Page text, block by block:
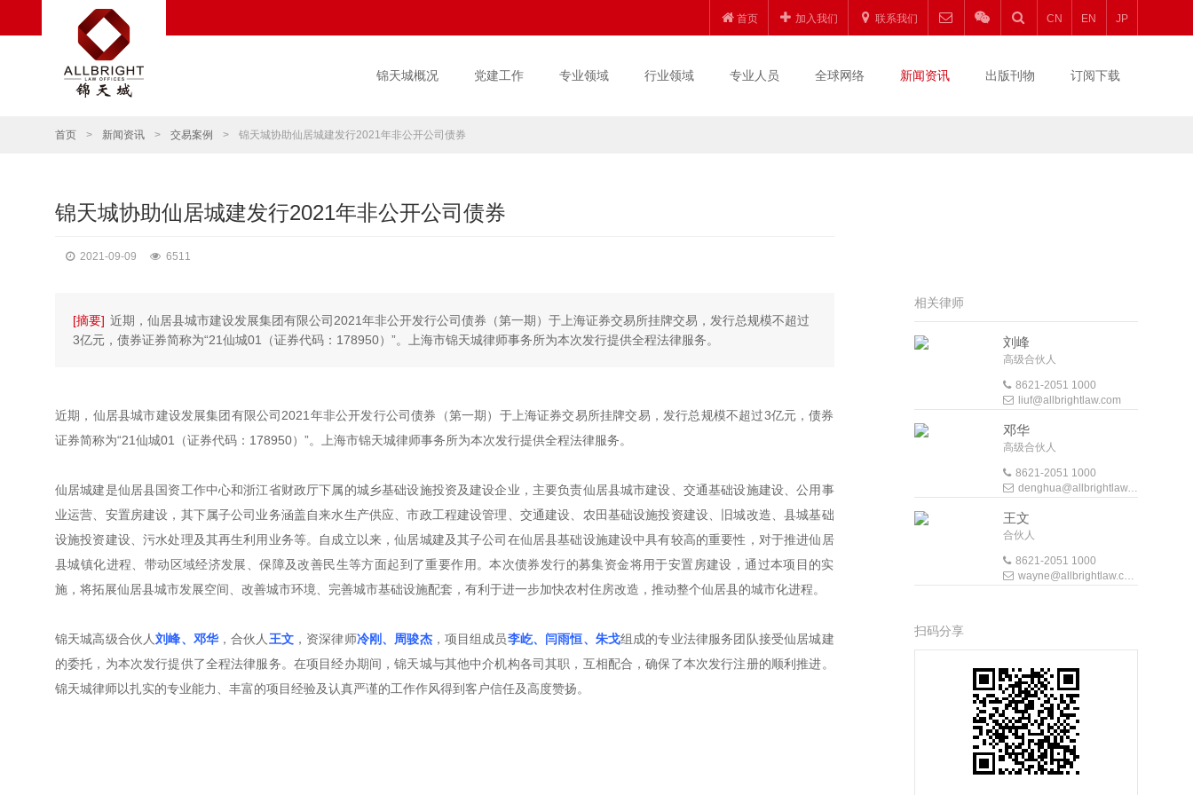
首页 加入我们 联系我们 CN EN JP
锦天城概况 党建工作 专业领域 行业领域 专业人员 全球网络 新闻资讯 出版刊物 订阅下载
首页 > 新闻资讯 > 交易案例 > 锦天城协助仙居城建发行2021年非公开公司债券
锦天城协助仙居城建发行2021年非公开公司债券
2021-09-09 6511
[摘要] 近期，仙居县城市建设发展集团有限公司2021年非公开发行公司债券（第一期）于上海证券交易所挂牌交易，发行总规模不超过
3亿元，债券证券简称为“21仙城01（证券代码：178950）”。上海市锦天城律师事务所为本次发行提供全程法律服务。
近期，仙居县城市建设发展集团有限公司2021年非公开发行公司债券（第一期）于上海证券交易所挂牌交易，发行总规模不超过3亿元，债券
证券简称为“21仙城01（证券代码：178950）”。上海市锦天城律师事务所为本次发行提供全程法律服务。
仙居城建是仙居县国资工作中心和浙江省财政厅下属的城乡基础设施投资及建设企业，主要负责仙居县城市建设、交通基础设施建设、公用事
业运营、安置房建设，其下属子公司业务涵盖自来水生产供应、市政工程建设管理、交通建设、农田基础设施投资建设、旧城改造、县城基础
设施投资建设、污水处理及其再生利用业务等。自成立以来，仙居城建及其子公司在仙居县基础设施建设中具有较高的重要性，对于推进仙居
县城镇化进程、带动区域经济发展、保障及改善民生等方面起到了重要作用。本次债券发行的募集资金将用于安置房建设，通过本项目的实
施，将拓展仙居县城市发展空间、改善城市环境、完善城市基础设施配套，有利于进一步加快农村住房改造，推动整个仙居县的城市化进程。
锦天城高级合伙人刘峰、邓华，合伙人 王文，资深律师冷刚、周骏杰，项目组成员李屹、闫雨恒、朱戈组成的专业法律服务团队接受仙居城建
的委托，为本次发行提供了全程法律服务。在项目经办期间，锦天城与其他中介机构各司其职，互相配合，确保了本次发行注册的顺利推进。
锦天城律师以扎实的专业能力、丰富的项目经验及认真严谨的工作作风得到客户信任及高度赞扬。
相关律师
刘峰
高级合伙人
8621-2051 1000
liuf@allbrightlaw.com
邓华
高级合伙人
8621-2051 1000
denghua@allbrightlaw.com
王文
合伙人
8621-2051 1000
wayne@allbrightlaw.com
扫码分享